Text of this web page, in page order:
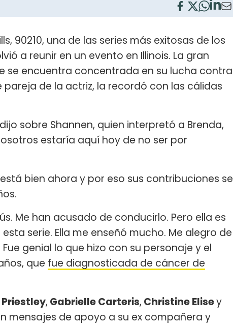
90210, una de las series más exitosas de los
a reunir en un evento en Illinois. La gran
se encuentra concentrada en su lucha contra
pareja de la actriz, la recordó con las cálidas
sobre Shannen, quien interpretó a Brenda,
estaría aquí hoy de no ser por
bien ahora y por eso sus contribuciones se
Me han acusado de conducirlo. Pero ella es
serie. Ella me enseñó mucho. Me alegro de
genial lo que hizo con su personaje y el
que fue diagnosticada de cáncer de
, Gabrielle Carteris, Christine Elisey
mensajes de apoyo a su ex compañera y